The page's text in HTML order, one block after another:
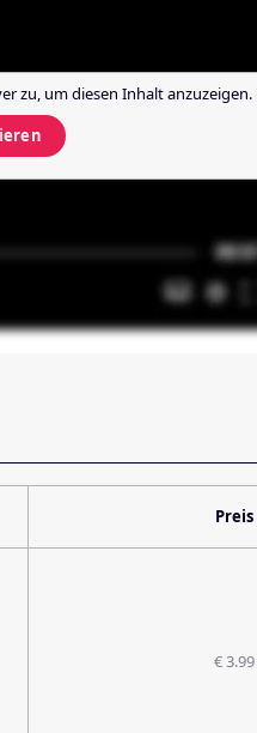
zu, um diesen Inhalt anzuzeigen.
Preis
€ 3.99